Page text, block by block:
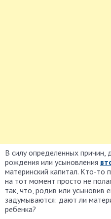
В силу определенных причин,
рождения или усыновления
материнский капитал. Кто-то
на тот момент просто не
так, что, родив или усыновив
задумываются: дают ли
ребенка?